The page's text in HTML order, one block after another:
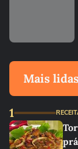
Mais lidas
1